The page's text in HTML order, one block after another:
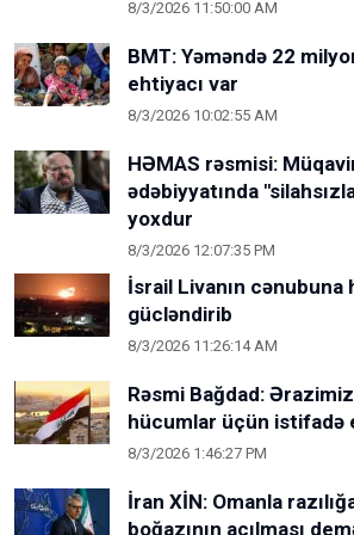
8/3/2026 11:50:00 AM
BMT: Yəməndə 22
ehtiyacı var
8/3/2026 10:02:55 AM
HƏMAS rəsmisi:
ədəbiyyatında
yoxdur
8/3/2026 12:07:35 PM
İsrail Livanın cənubuna
gücləndirib
8/3/2026 11:26:14 AM
Rəsmi Bağdad:
hücumlar üçün istifadə
8/3/2026 1:46:27 PM
İran XİN: Omanla
boğazının açılması